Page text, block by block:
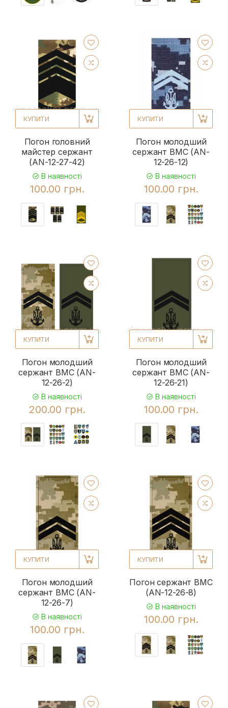
КУПИТИ
Погон головний
майстер сержант
(AN-12-27-42)
В наявності
100.00 грн.
КУПИТИ
Погон молодший
сержант ВМС (AN-
12-26-12)
В наявності
100.00 грн.
КУПИТИ
Погон молодший
сержант ВМС (AN-
12-26-2)
В наявності
200.00 грн.
КУПИТИ
Погон молодший
сержант ВМС (AN-
12-26-21)
В наявності
100.00 грн.
КУПИТИ
Погон молодший
сержант ВМС (AN-
12-26-7)
В наявності
100.00 грн.
КУПИТИ
Погон сержант ВМС
(AN-12-26-8)
В наявності
100.00 грн.